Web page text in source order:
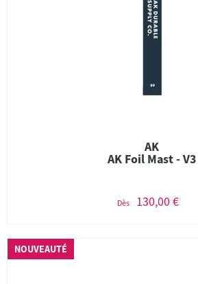
AK
AK Foil Mast - V3
Dès 130,00 €
NOUVEAUTÉ